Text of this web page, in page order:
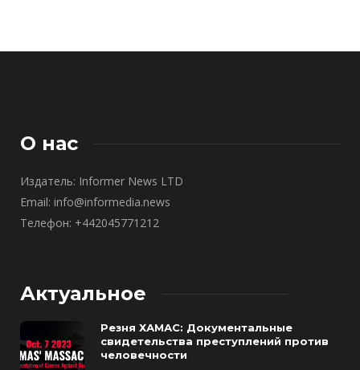
О нас
Издатель: Informer News LTD
Email: info@informedia.news
Телефон: +442045771212
Актуальное
Резня ХАМАС: Документальные
свидетельства преступлений против
человечности